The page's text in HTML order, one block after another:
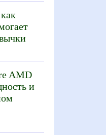
AMD
и